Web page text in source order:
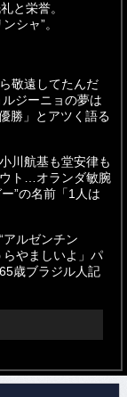
と栄誉。
シャ”。
敬遠してたんだ
ルジーニョの夢は
勝」とアツく語る
川航基も堂安律も
ト…オランダ敏腕
”の名前「1人は
アルゼンチン
らやましいよ」パ
歳ブラジル人記